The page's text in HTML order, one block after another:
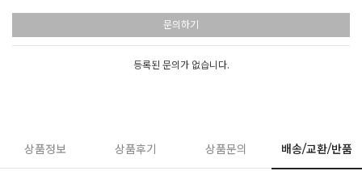
문의하기
등록된 문의가 없습니다.
상품정보 상품후기 상품문의 배송/교환/반품